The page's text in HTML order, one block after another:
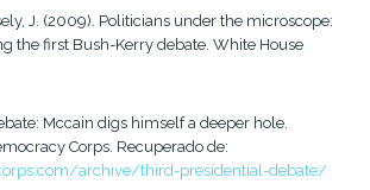
J. (2009). Politicians under the microscope:
the first Bush-Kerry debate. White House
Mccain digs himself a deeper hole.
Corps. Recuperado de:
archive/third-presidential-debate/